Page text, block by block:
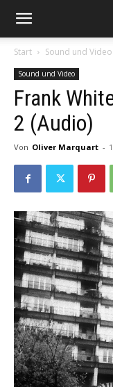
Start Sound und Video
Sound und Video
Frank
2 (Audio)
Von Oliver Marquart -